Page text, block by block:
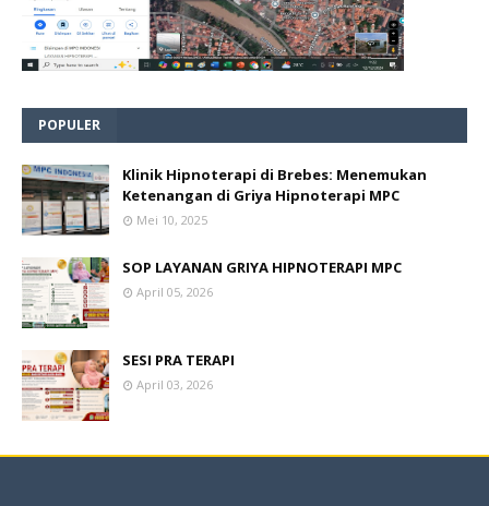
POPULER
Klinik Hipnoterapi di Brebes: Menemukan
Ketenangan di Griya Hipnoterapi MPC
Mei 10, 2025
SOP LAYANAN GRIYA HIPNOTERAPI MPC
April 05, 2026
SESI PRA TERAPI
April 03, 2026